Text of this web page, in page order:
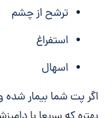
ترشح از چشم
استفراغ
اسهال
اگر پت شما بیمار شده